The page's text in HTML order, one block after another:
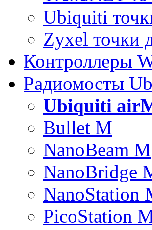
Ubiquiti
Zyxel точки
Контроллеры
Радиомосты
Ubiquiti
Bullet M
NanoBeam M
NanoBridge
NanoStation
PicoStation